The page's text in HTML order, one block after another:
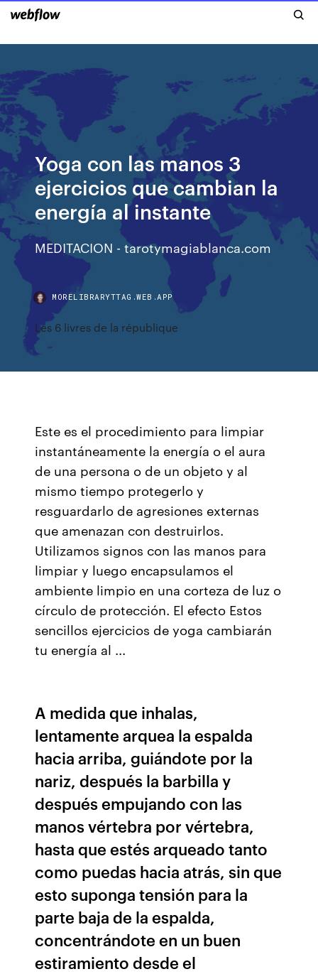
Yoga con las manos 3
ejercicios que cambian la
energía al instante
MEDITACION - tarotymagiablanca.com
MORELIBRARYTTAG.WEB.APP
Les 6 livres de la république
Este es el procedimiento para limpiar
instantáneamente la energía o el aura
de una persona o de un objeto y al
mismo tiempo protegerlo y
resguardarlo de agresiones externas
que amenazan con destruirlos.
Utilizamos signos con las manos para
limpiar y luego encapsulamos el
ambiente limpio en una corteza de luz o
círculo de protección. El efecto Estos
sencillos ejercicios de yoga cambiarán
tu energía al ...
A medida que inhalas,
lentamente arquea la espalda
hacia arriba, guiándote por la
nariz, después la barbilla y
después empujando con las
manos vértebra por vértebra,
hasta que estés arqueado tanto
como puedas hacia atrás, sin que
esto suponga tensión para la
parte baja de la espalda,
concentrándote en un buen
estiramiento desde el